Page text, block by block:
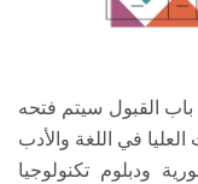
القبول سيتم فتحه
في اللغة والأدب
ودبلوم تكنولوجيا